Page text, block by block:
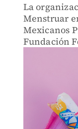
La
Menstruar
Mexicanos
Fundación